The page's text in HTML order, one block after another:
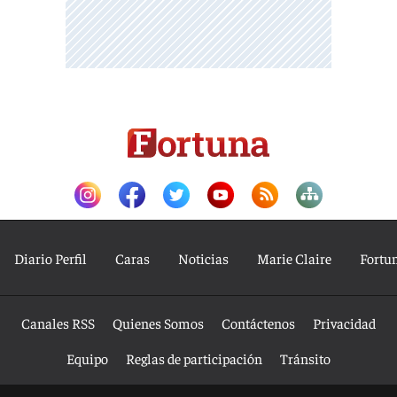
Diario Perfil Caras Noticias Marie Claire
Canales RSS Quienes Somos Contáctenos
Privacidad
Equipo
Reglas de participación Tránsito